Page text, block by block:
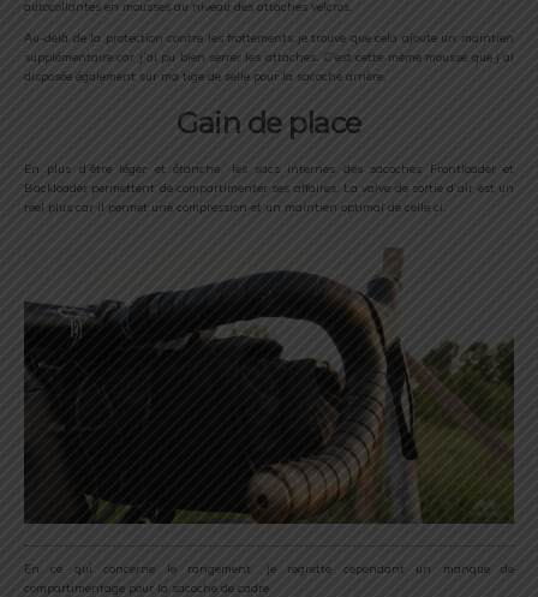
autocollantes en mousses au niveau des attaches velcros.
Au-delà de la protection contre les frottements je trouve que cela ajoute un maintien
supplémentaire car j’ai pu bien serrer les attaches. C’est cette même mousse que j’ai
disposée également sur ma tige de selle pour la sacoche arrière.
Gain de place
En plus d’être léger et étanche, les sacs internes des sacoches Frontloader et
Backloader permettent de compartimenter ses affaires. La valve de sortie d’air est un
réel plus car il permet une compression et un maintien optimal de celle ci.
En ce qui concerne le rangement, je regrette cependant un manque de
compartimentage pour la sacoche de cadre.